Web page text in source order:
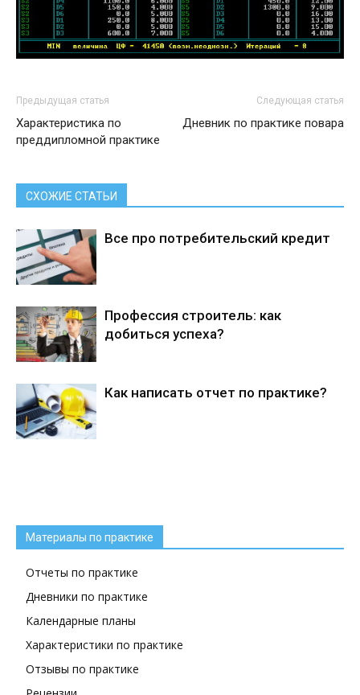
Предыдущая статья
Характеристика по
преддипломной практике
Следующая статья
Дневник по практике повара
СХОЖИЕ СТАТЬИ
Все про потребительский кредит
Профессия строитель: как
добиться успеха?
Как написать отчет по практике?
Материалы по практике
Отчеты по практике
Дневники по практике
Календарные планы
Характеристики по практике
Отзывы по практике